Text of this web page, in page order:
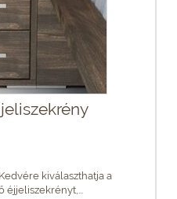
kiválaszthatja a